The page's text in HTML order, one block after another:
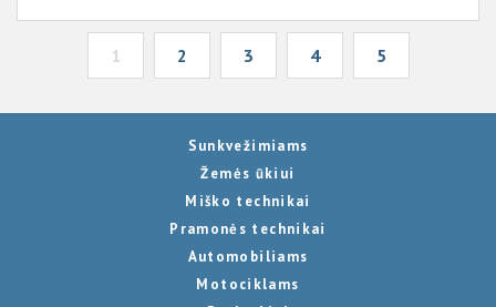
1 2 3 4 5
Sunkvežimiams
Žemės ūkiui
Miško technikai
Pramonės technikai
Automobiliams
Motociklams